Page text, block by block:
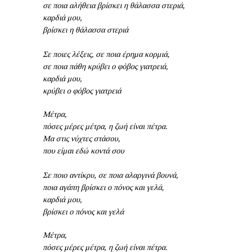
σε ποια αλήθεια βρίσκει η θάλασσα στεριά,
καρδιά μου,
βρίσκει η θάλασσα στεριά
Σε ποιες λέξεις, σε ποια έρημα κορμιά,
σε ποια πάθη κρύβει ο φόβος γιατρειά,
καρδιά μου,
κρύβει ο φόβος γιατρειά
Μέτρα,
πόσες μέρες μέτρα, η ζωή είναι πέτρα.
Μα στις νύχτες στάσου,
που είμαι εδώ κοντά σου
Σε ποιο αντίκρυ, σε ποια αλαργινά βουνά,
ποια αγάπη βρίσκει ο πόνος και γελά,
καρδιά μου,
βρίσκει ο πόνος και γελά
Μέτρα,
πόσες μέρες μέτρα, η ζωή είναι πέτρα.